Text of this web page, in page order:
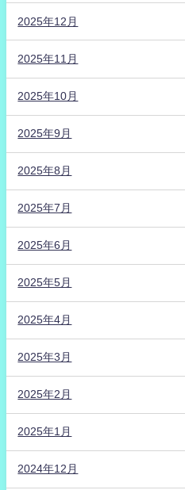
2025年12月
2025年11月
2025年10月
2025年9月
2025年8月
2025年7月
2025年6月
2025年5月
2025年4月
2025年3月
2025年2月
2025年1月
2024年12月